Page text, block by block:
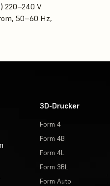
220–240 V
50–60 Hz,
3D-Drucker
Form 4
Form 4B
Form 4L
Form 3BL
Form Auto